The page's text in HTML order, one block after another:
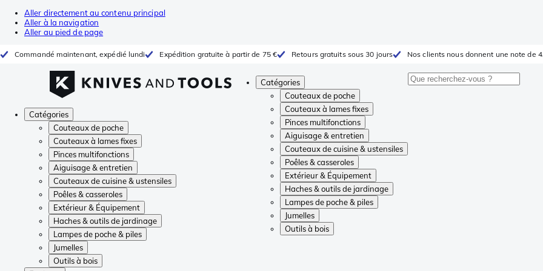
Aller directement au contenu principal
Aller à la navigation
Aller au pied de page
Commandé maintenant, expédié lundi Expédition gratuite à partir de 75 € Retours gratuits sous 30 jours Nos clients nous donnent une note de
Catégories
Couteaux de poche
Couteaux à lames fixes
Pinces multifonctions
Aiguisage & entretien
Couteaux de cuisine & ustensiles
Poêles & casseroles
Extérieur & Équipement
Haches & outils de jardinage
Lampes de poche & piles
Jumelles
Outils à bois
Catégories
Couteaux de poche
Couteaux à lames fixes
Pinces multifonctions
Aiguisage & entretien
Couteaux de cuisine & ustensiles
Poêles & casseroles
Extérieur & Équipement
Haches & outils de jardinage
Lampes de poche & piles
Jumelles
Outils à bois